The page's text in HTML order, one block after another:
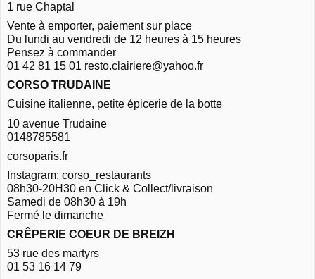
1 rue Chaptal
Vente à emporter, paiement sur place
Du lundi au vendredi de 12 heures à 15 heures
Pensez à commander
01 42 81 15 01 resto.clairiere@yahoo.fr
CORSO TRUDAINE
Cuisine italienne, petite épicerie de la botte
10 avenue Trudaine
0148785581
corsoparis.fr
Instagram: corso_restaurants
08h30-20H30 en Click & Collect/livraison
Samedi de 08h30 à 19h
Fermé le dimanche
CRÊPERIE COEUR DE BREIZH
53 rue des martyrs
01 53 16 14 79